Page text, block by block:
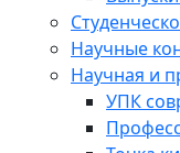
Научные
Научная и
УПК